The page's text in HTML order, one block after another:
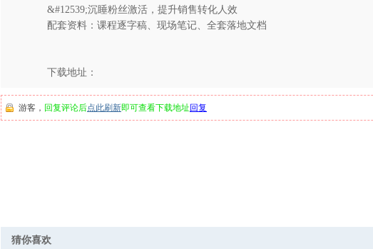
&#12539;沉睡粉丝激活，提升销售转化人效
配套资料：课程逐字稿、现场笔记、全套落地文档
下载地址：
游客， 回复评论后点此刷新即可查看下载地址 回复
猜你喜欢